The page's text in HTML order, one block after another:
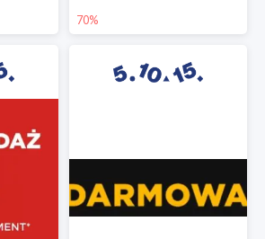
70%